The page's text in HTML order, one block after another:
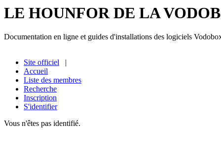
LE HOUNFOR DE LA
Documentation en ligne et guides d'installations des logiciels
Site officiel |
Accueil
Liste des membres
Recherche
Inscription
S'identifier
Vous n'êtes pas identifié.